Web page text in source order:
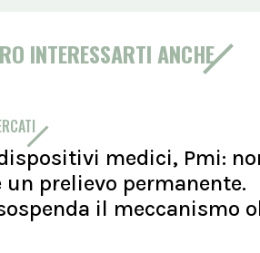
INTERESSARTI ANCHE
medici, Pmi:
un prelievo permanente.
il meccanismo